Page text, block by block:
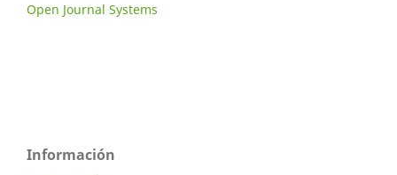
Open Journal Systems
Información